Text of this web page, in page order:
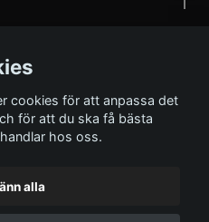
cookies för att anpassa det
för att du ska få bästa
hos oss.
alla